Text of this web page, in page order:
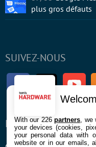
SUIVEZ-NOUS
FacebookTwitter
ENTREPRISE
plus gros défauts
With our 226partners ,
your devices (cookies,
your personal data with
website or in our emails,